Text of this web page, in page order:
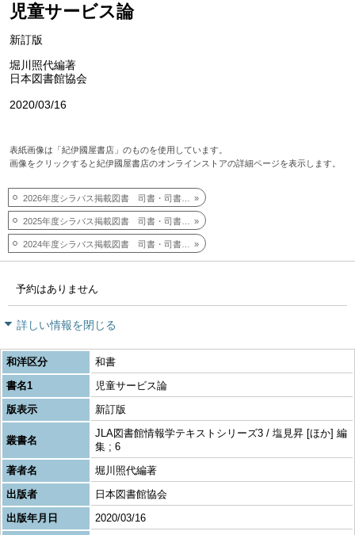
児童サービス論
新訂版
堀川照代編著
日本図書館協会
2020/03/16
表紙画像は「紀伊國屋書店」のものを使用しています。
画像をクリックすると紀伊國屋書店のオンラインストアの詳細ページを表示します。
2026年度シラバス掲載図書 司書・司書教諭科目
2025年度シラバス掲載図書 司書・司書教諭科目
2024年度シラバス掲載図書 司書・司書教諭科目
予約はありません
詳しい情報を閉じる
和洋区分
和書
書名1
児童サービス論
版表示
新訂版
叢書名
JLA図書館情報学テキストシリーズ3 / 塩見昇 [ほか] 編
集 ; 6
著者名
堀川照代編著
出版者
日本図書館協会
出版年月日
2020/03/16